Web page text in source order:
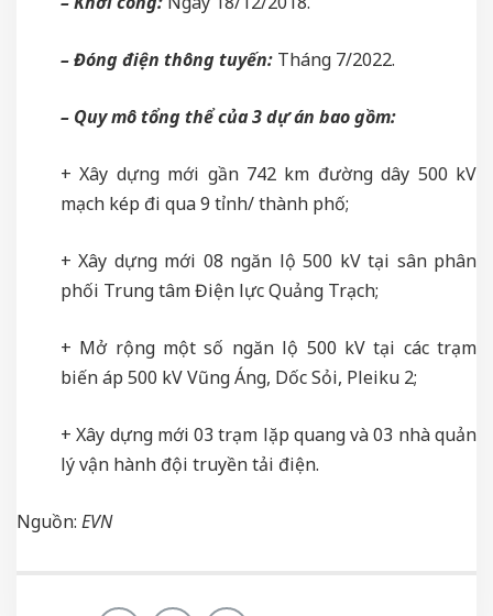
– Đóng điện thông tuyến: Tháng 7/2022.
– Quy mô tổng thể của 3 dự án bao gồm:
+ Xây dựng mới gần 742 km đường dây 500 kV
mạch kép đi qua 9 tỉnh/ thành phố;
+ Xây dựng mới 08 ngăn lộ 500 kV tại sân phân
phối Trung tâm Điện lực Quảng Trạch;
+ Mở rộng một số ngăn lộ 500 kV tại các trạm
biến áp 500 kV Vũng Áng, Dốc Sỏi, Pleiku 2;
+ Xây dựng mới 03 trạm lặp quang và 03 nhà quản
lý vận hành đội truyền tải điện.
Nguồn: EVN